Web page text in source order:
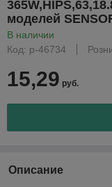
моделей
В наличии
Код: р-46734
15,29 руб.
Описание